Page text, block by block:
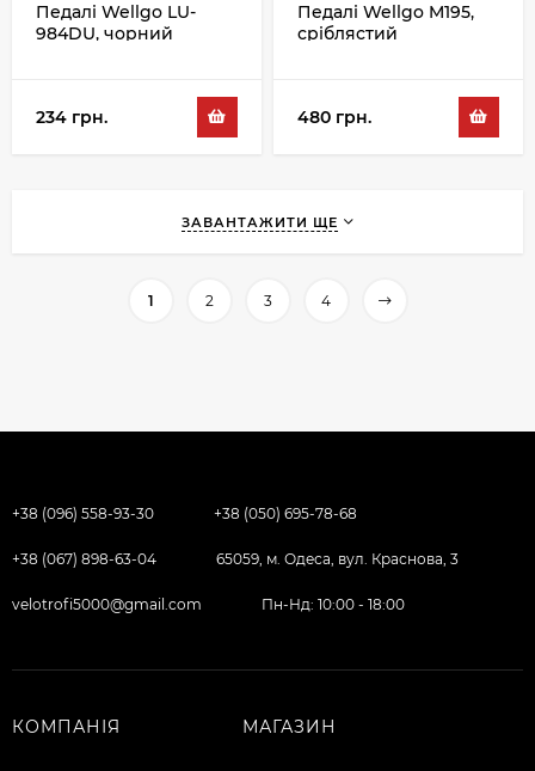
Педалі Wellgo LU-
984DU, чорний
234 грн.
Педалі Wellgo M195,
сріблястий
480 грн.
ЗАВАНТАЖИТИ ЩЕ
1 2 3 4
+38 (096) 558-93-30 +38 (050) 695-78-68
+38 (067) 898-63-04 65059, м. Одеса, вул. Краснова, 3
velotrofi5000@gmail.com Пн-Нд: 10:00 - 18:00
КОМПАНІЯ МАГАЗИН